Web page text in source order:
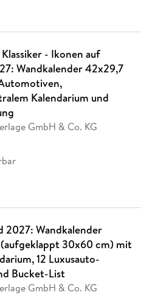
- Ikonen auf
Wandkalender 42x29,7
Kalendarium und
GmbH & Co. KG
2027: Wandkalender
30x60 cm) mit
12 Luxusauto-
Bucket-List
GmbH & Co. KG